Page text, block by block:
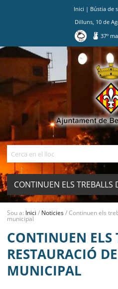
Inici | Bústia de
Dilluns 10 de
37º
CONTINUEN ELS TREBALLS
RESTAURACIÓ DE L'ARXIU
MUNICIPI
SEU ELECTRÒNICA
Sou a: Inici / Noticies/Continuen els
municipal
CONTINUEN ELS
RESTAURACIÓ
MUNICIPAL